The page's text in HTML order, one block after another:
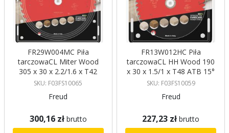
FR29W004MC Piła
tarczowaCL Miter Wood
305 x 30 x 2.2/1.6 x T42
ATB 5° FREUD
SKU: F03FS10065
Freud
300,16 zł brutto
FR13W012HC Piła
tarczowaCL HH Wood 190
x 30 x 1.5/1 x T48 ATB 15°
Freud
SKU: F03FS10059
Freud
227,23 zł brutto